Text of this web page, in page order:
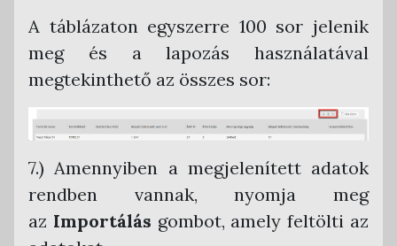
A táblázaton egyszerre 100 sor jelenik
meg és a lapozás használatával
megtekinthető az összes sor:
7.) Amennyiben a megjelenített adatok
rendben vannak, nyomja meg
az Importálás gombot, amely feltölti az